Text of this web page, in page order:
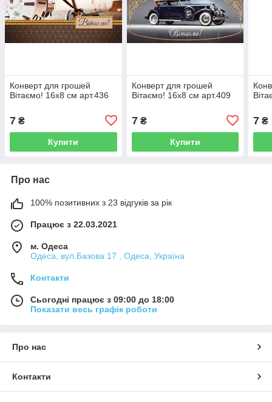
Конверт для грошей
Вітаємо! 16х8 см арт.436
7 ₴
Купити
Конверт для грошей
Вітаємо! 16х8 см арт.409
7₴
Купити
7 ₴
Про нас
100% позитивних з 23 відгуків за рік
Працює з 22.03.2021
м. Одеса
Одеса, вул.Базова 17 , Одеса, Україна
Контакти
Сьогодні працює з 09:00 до 18:00
Показати весь графік роботи
Про нас
Контакти